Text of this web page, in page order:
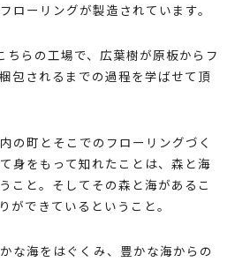
ローリングが製造されています。
ちらの工場で、広葉樹が原板からフ
包されるまでの過程を学ばせて頂
の町とそこでのフローリングづく
身をもって知れたことは、森と海
こと。そしてその森と海があるこ
ができているということ。
な海をはぐくみ、豊かな海からの